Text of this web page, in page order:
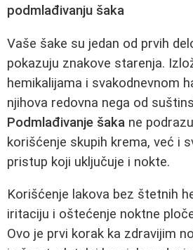
podmlađivanju šaka
Vaše šake su jedan od prvih
pokazuju znakove starenja.
hemikalijama i svakodnevnom
njihova redovna nega od
Podmlađivanje šaka ne
korišćenje skupih krema, već i
pristup koji uključuje i nokte.
Korišćenje lakova bez štetnih
iritaciju i oštećenje noktne
Ovo je prvi korak ka zdravijim